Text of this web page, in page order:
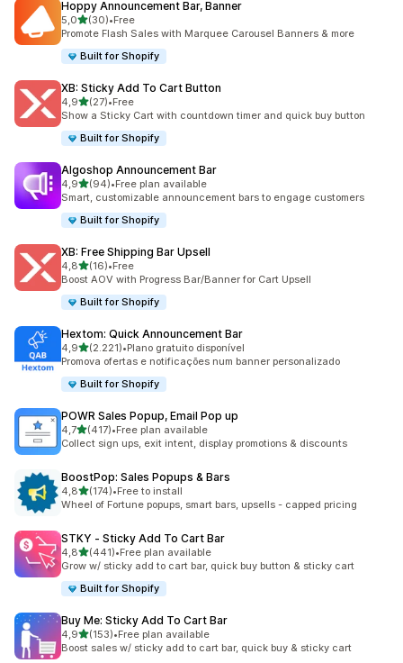
Hoppy Announcement Bar, Banner
5,0de 5 estrelas
(30)
30 total de avaliações
•Free
Promote Flash Sales with Marquee Carousel Banners & more
Built for Shopify
XB: Sticky Add To Cart Button
4,9de 5 estrelas
(27)
27 total de avaliações
•Free
Show a Sticky Cart with countdown timer and quick buy button
Built for Shopify
Algoshop Announcement Bar
4,9de 5 estrelas
(94)
94 total de avaliações
•Free plan available
Smart, customizable announcement bars to engage customers
Built for Shopify
XB: Free Shipping Bar Upsell
4,8de 5 estrelas
(16)
16 total de avaliações
•Free
Boost AOV with Progress Bar/Banner for Cart Upsell
Built for Shopify
Hextom: Quick Announcement Bar
4,9de 5 estrelas
(2.221)
2221 total de avaliações
•Plano gratuito disponível
Promova ofertas e notificações num banner personalizado
Built for Shopify
POWR Sales Popup, Email Pop up
4,7de 5 estrelas
(417)
417 total de avaliações
•Free plan available
Collect sign ups, exit intent, display promotions & discounts
BoostPop: Sales Popups & Bars
4,8de 5 estrelas
(174)
174 total de avaliações
•Free to install
Wheel of Fortune popups, smart bars, upsells - capped pricing
STKY ‑ Sticky Add To Cart Bar
4,8de 5 estrelas
(441)
441 total de avaliações
•Free plan available
Grow w/ sticky add to cart bar, quick buy button & sticky cart
Built for Shopify
Buy Me: Sticky Add To Cart Bar
4,9de 5 estrelas
(153)
153 total de avaliações
•Free plan available
Boost sales w/ sticky add to cart bar, quick buy & sticky cart